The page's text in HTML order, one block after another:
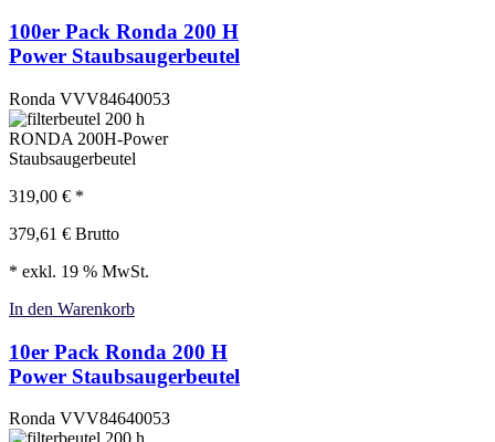
100er Pack Ronda 200 H
Power Staubsaugerbeutel
Ronda VVV84640053
RONDA 200H-Power
Staubsaugerbeutel
319,00 € *
379,61 € Brutto
* exkl. 19 % MwSt.
In den Warenkorb
10er Pack Ronda 200 H
Power Staubsaugerbeutel
Ronda VVV84640053